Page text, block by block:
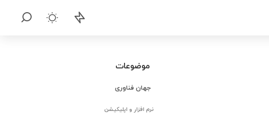
موضوعات
جهان فناوری
نرم افزار و اپلیکیشن